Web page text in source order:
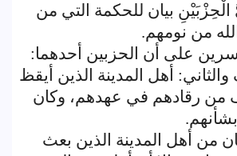
الْحِزْبَيْنِ بيان للحكمة التي من
من نومهم.
على أن الحزبين أحدهما:
أهل المدينة الذين أيقظ
من رقادهم في عهدهم، وكان
من أهل المدينة الذين بعث